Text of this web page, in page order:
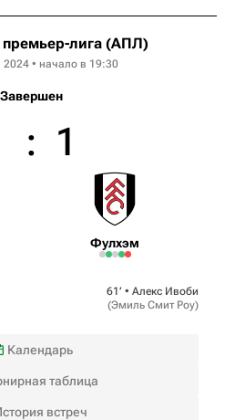
премьер-лига (АПЛ)
2024 • начало в 19:30
Завершен
: 1
Фулхэм
61‎’‎ • Алекс Ивоби
(Эмиль Смит Роу)
Календарь
таблица
встреч